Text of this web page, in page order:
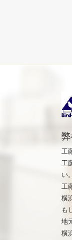
工
工
い。
工
横
も
地
横